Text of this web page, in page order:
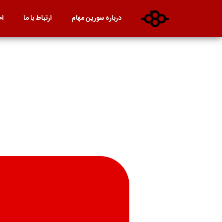
درباره سورین مهام ارتباط با ما